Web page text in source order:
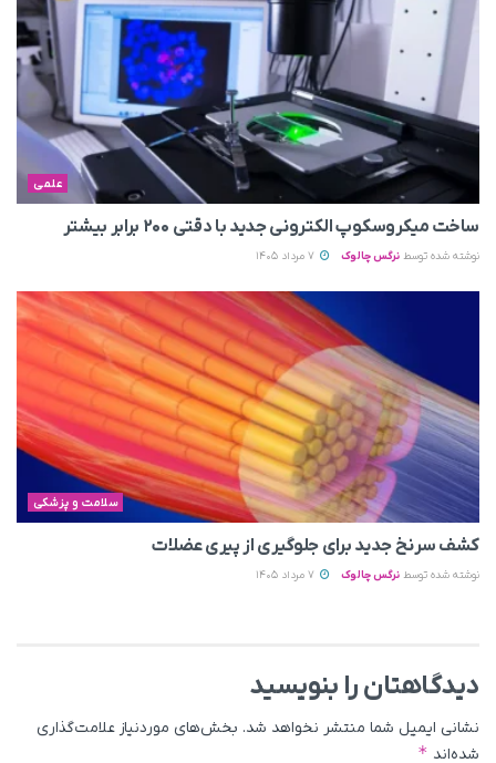
علمی
ساخت میکروسکوپ الکترونی جدید با دقتی ۲۰۰ برابر بیشتر
نوشته شده توسط نرگس چالوک
سلامت و پزشکی
کشف سرنخ جدید برای جلوگیری از پیری عضلات
نوشته شده توسط نرگس چالوک
دیدگاهتان را بنویسید
نشانی ایمیل شما منتشر نخواهد شد. بخش‌های موردنیاز علامت‌گذاری
شده‌اند *